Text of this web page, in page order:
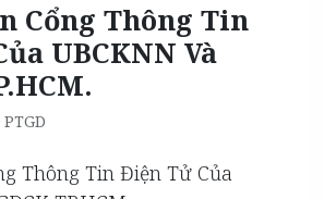
Cổng Thông Tin
UBCKNN Và
Thông Tin Điện Tử Của